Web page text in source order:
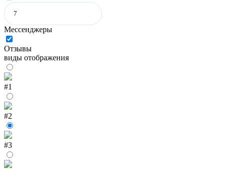
Мессенджеры
Отзывы
виды отображения
#1
#2
#3